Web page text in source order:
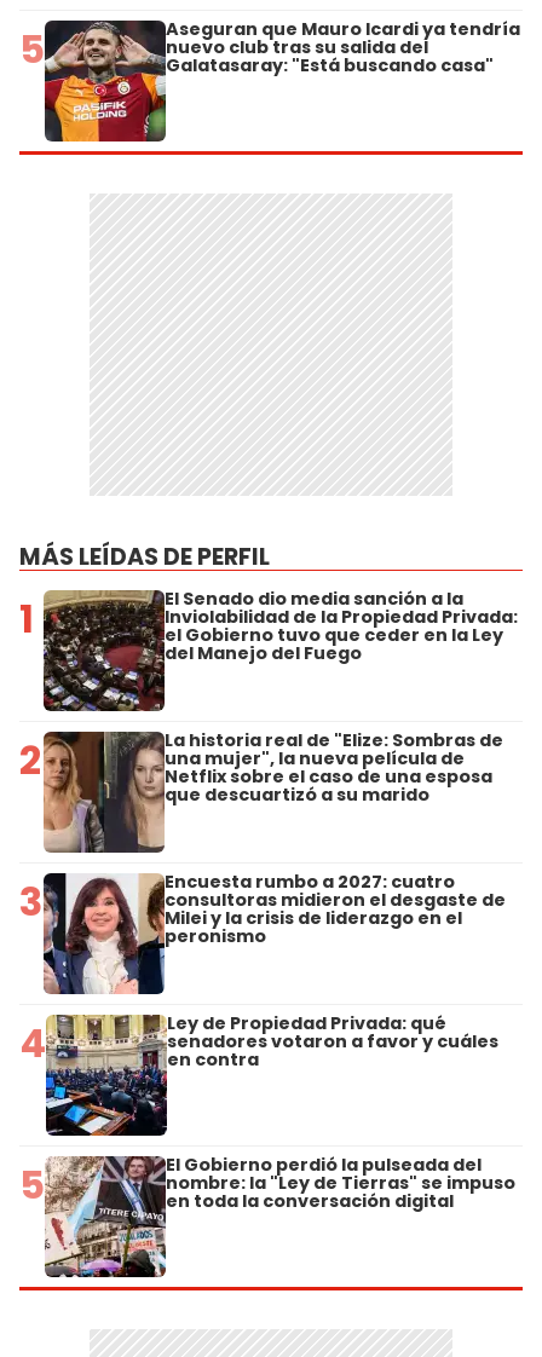
5 Aseguran que Mauro Icardi ya tendría
nuevo club tras su salida del
Galatasaray: "Está buscando casa"
MÁS LEÍDAS DE PERFIL
1 El Senado dio media sanción a la
Inviolabilidad de la Propiedad Privada:
el Gobierno tuvo que ceder en la Ley
del Manejo del Fuego
2 La historia real de "Elize: Sombras de
una mujer", la nueva película de
Netflix sobre el caso de una esposa
que descuartizó a su marido
3 Encuesta rumbo a 2027: cuatro
consultoras midieron el desgaste de
Milei y la crisis de liderazgo en el
peronismo
4 Ley de Propiedad Privada: qué
senadores votaron a favor y cuáles
en contra
5 El Gobierno perdió la pulseada del
nombre: la "Ley de Tierras" se impuso
en toda la conversación digital